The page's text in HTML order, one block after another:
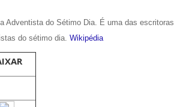
Adventista do Sétimo Dia. É uma das escritoras
do sétimo dia. Wikipédia